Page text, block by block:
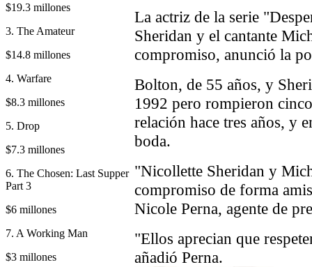
$19.3 millones
3. The Amateur
$14.8 millones
4. Warfare
$8.3 millones
5. Drop
$7.3 millones
6. The Chosen: Last Supper
Part 3
$6 millones
7. A Working Man
$3 millones
La actriz de la serie
Sheridan y el cantante
compromiso, anunció la
Bolton, de 55 años, y
1992 pero rompieron
relación hace tres años, y
boda.
"Nicollette Sheridan y
compromiso de forma
Nicole Perna, agente de
"Ellos aprecian que
añadió Perna.